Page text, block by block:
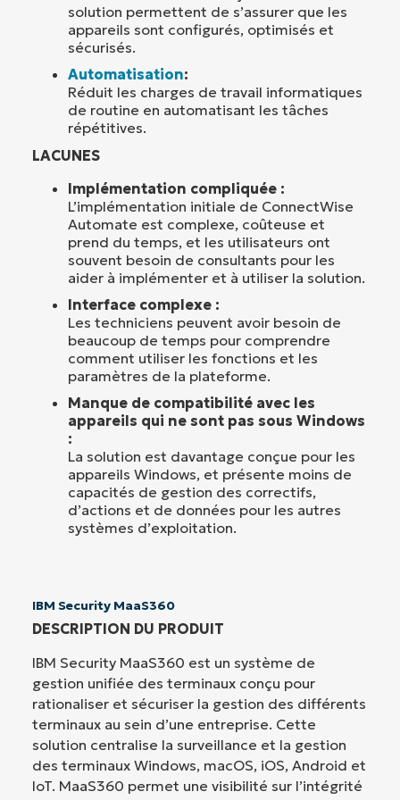
solution permettent de s’assurer que les
appareils sont configurés, optimisés et
sécurisés.
Automatisation:
Réduit les charges de travail informatiques
de routine en automatisant les tâches
répétitives.
LACUNES
Implémentation compliquée :
L’implémentation initiale de ConnectWise
Automate est complexe, coûteuse et
prend du temps, et les utilisateurs ont
souvent besoin de consultants pour les
aider à implémenter et à utiliser la solution.
Interface complexe :
Les techniciens peuvent avoir besoin de
beaucoup de temps pour comprendre
comment utiliser les fonctions et les
paramètres de la plateforme.
Manque de compatibilité avec les
appareils qui ne sont pas sous Windows
:
La solution est davantage conçue pour les
appareils Windows, et présente moins de
capacités de gestion des correctifs,
d’actions et de données pour les autres
systèmes d’exploitation.
IBM Security MaaS360
DESCRIPTION DU PRODUIT
IBM Security MaaS360 est un système de
gestion unifiée des terminaux conçu pour
rationaliser et sécuriser la gestion des différents
terminaux au sein d’une entreprise. Cette
solution centralise la surveillance et la gestion
des terminaux Windows, macOS, iOS, Android et
IoT. MaaS360 permet une visibilité sur l’intégrité